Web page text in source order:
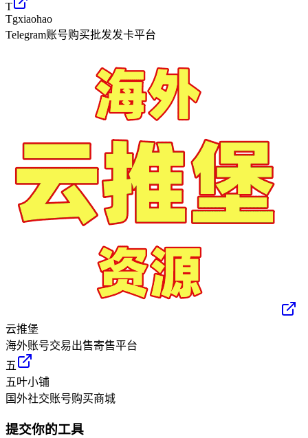
T
Tgxiaohao
Telegram账号购买批发发卡平台
云推堡
海外账号交易出售寄售平台
五
五叶小铺
国外社交账号购买商城
提交你的工具